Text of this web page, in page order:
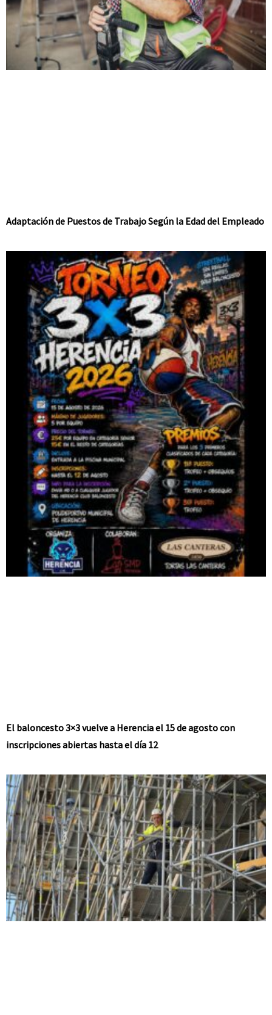
Adaptación de Puestos de Trabajo Según la Edad del Empleado
El baloncesto 3×3 vuelve a Herencia el 15 de agosto con
inscripciones abiertas hasta el día 12